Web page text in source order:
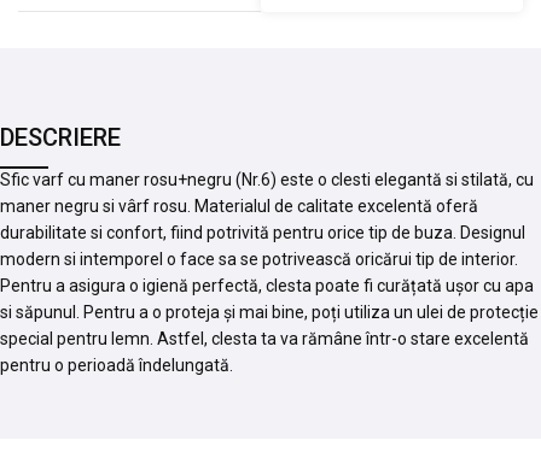
DESCRIERE
Sfic varf cu maner rosu+negru (Nr.6) este o clesti elegantă si stilată, cu
maner negru si vârf rosu. Materialul de calitate excelentă oferă
durabilitate si confort, fiind potrivită pentru orice tip de buza. Designul
modern si intemporel o face sa se potrivească oricărui tip de interior.
Pentru a asigura o igienă perfectă, clesta poate fi curățată ușor cu apa
si săpunul. Pentru a o proteja și mai bine, poți utiliza un ulei de protecție
special pentru lemn. Astfel, clesta ta va rămâne într-o stare excelentă
pentru o perioadă îndelungată.